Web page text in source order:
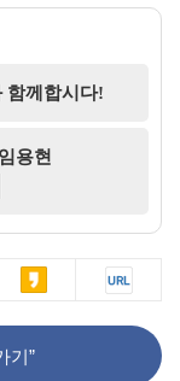
함께합시다!
용현
기”